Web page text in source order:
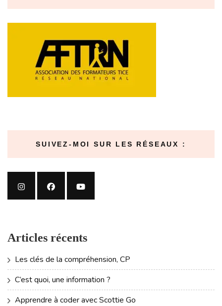
SUIVEZ-MOI SUR LES RÉSEAUX :
Articles récents
Les clés de la compréhension, CP
C’est quoi, une information ?
Apprendre à coder avec Scottie Go